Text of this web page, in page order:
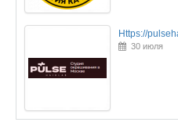
Https://
30 июля